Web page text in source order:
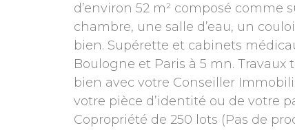
d’environ 52 m² composé
chambre, une salle d’eau, un
bien. Supérette et cabinets
Boulogne et Paris à 5 mn.
bien avec votre Conseiller
votre pièce d’identité ou de votre
Copropriété de 250 lots (Pas de